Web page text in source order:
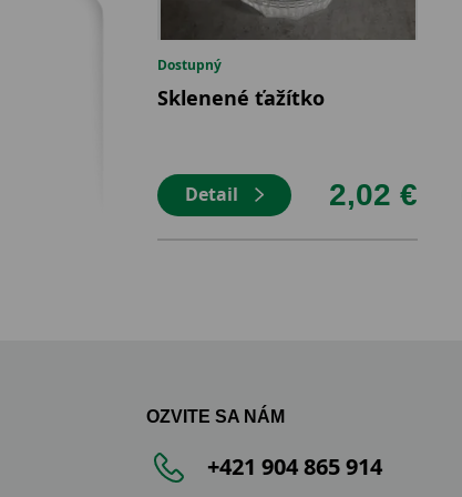
Dostupný
Sklenené ťažítko
Detail 2,02 €
OZVITE SA NÁM
+421 904 865 914